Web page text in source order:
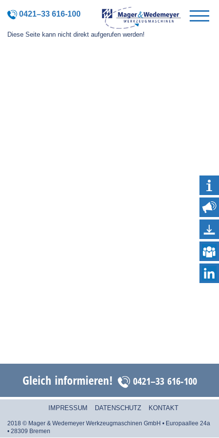
0421–33 616-100
Diese Seite kann nicht direkt aufgerufen werden!
Gleich informieren! 0421–33 616-100
IMPRESSUM DATENSCHUTZ KONTAKT
2018 © Mager & Wedemeyer Werkzeugmaschinen GmbH • Europaallee 24a
• 28309 Bremen